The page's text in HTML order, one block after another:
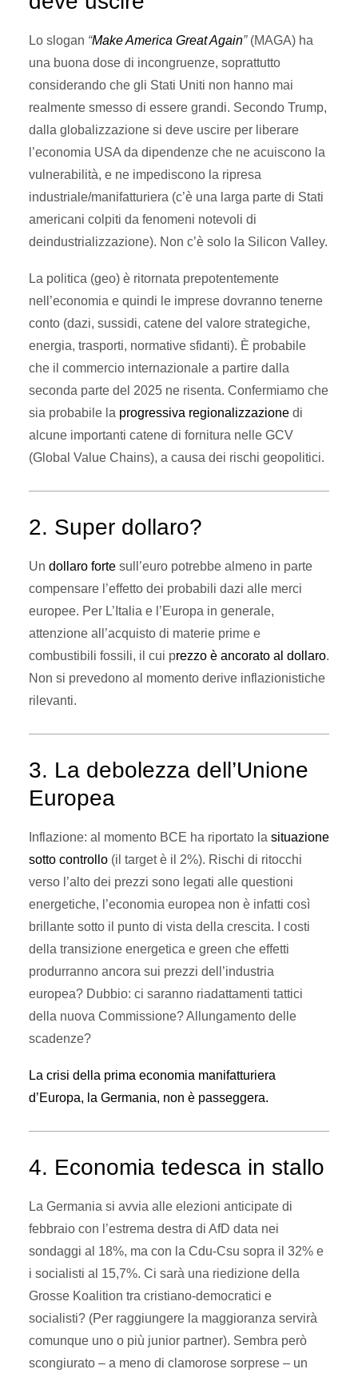
Lo slogan “Make America Great Again”(MAGA) ha
una buona dose di incongruenze, soprattutto
considerando che gli Stati Uniti non hanno mai
realmente smesso di essere grandi. Secondo Trump,
dalla globalizzazione si deve uscire per liberare
l’economia USA da dipendenze che ne acuiscono la
vulnerabilità, e ne impediscono la ripresa
industriale/manifatturiera (c’è una larga parte di Stati
americani colpiti da fenomeni notevoli di
deindustrializzazione). Non c’è solo la Silicon Valley.
La politica (geo) è ritornata prepotentemente
nell’economia e quindi le imprese dovranno tenerne
conto (dazi, sussidi, catene del valore strategiche,
energia, trasporti, normative sfidanti). È probabile
che il commercio internazionale a partire dalla
seconda parte del 2025 ne risenta. Confermiamo che
sia probabile la progressiva regionalizzazione di
alcune importanti catene di fornitura nelle GCV
(Global Value Chains), a causa dei rischi geopolitici.
2. Super dollaro?
Un dollaro forte sull’euro potrebbe almeno in parte
compensare l’effetto dei probabili dazi alle merci
europee. Per L’Italia e l’Europa in generale,
attenzione all’acquisto di materie prime e
combustibili fossili, il cui prezzo è ancorato al dollaro.
Non si prevedono al momento derive inflazionistiche
rilevanti.
3. La debolezza dell’Unione
Europea
Inflazione: al momento BCE ha riportato la situazione
sotto controllo (il target è il 2%). Rischi di ritocchi
verso l’alto dei prezzi sono legati alle questioni
energetiche, l’economia europea non è infatti così
brillante sotto il punto di vista della crescita. I costi
della transizione energetica e green che effetti
produrranno ancora sui prezzi dell’industria
europea? Dubbio: ci saranno riadattamenti tattici
della nuova Commissione? Allungamento delle
scadenze?
La crisi della prima economia manifatturiera
d’Europa, la Germania, non è passeggera.
4. Economia tedesca in stallo
La Germania si avvia alle elezioni anticipate di
febbraio con l’estrema destra di AfD data nei
sondaggi al 18%, ma con la Cdu-Csu sopra il 32% e
i socialisti al 15,7%. Ci sarà una riedizione della
Grosse Koalition tra cristiano-democratici e
socialisti? (Per raggiungere la maggioranza servirà
comunque uno o più junior partner). Sembra però
scongiurato – a meno di clamorose sorprese – un